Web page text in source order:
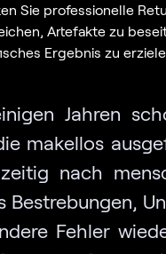
Sie professionelle
Artefakte zu
Ergebnis zu
Jahren
makellos
nach
Bestrebungen,
Fehler